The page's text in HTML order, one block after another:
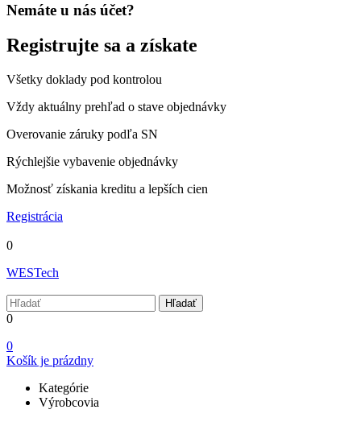
Nemáte u nás účet?
Registrujte sa a získate
Všetky doklady pod kontrolou
Vždy aktuálny prehľad o stave objednávky
Overovanie záruky podľa SN
Rýchlejšie vybavenie objednávky
Možnosť získania kreditu a lepších cien
Registrácia
0
WESTech
Hľadať
0
0
Košík je prázdny
Kategórie
Výrobcovia